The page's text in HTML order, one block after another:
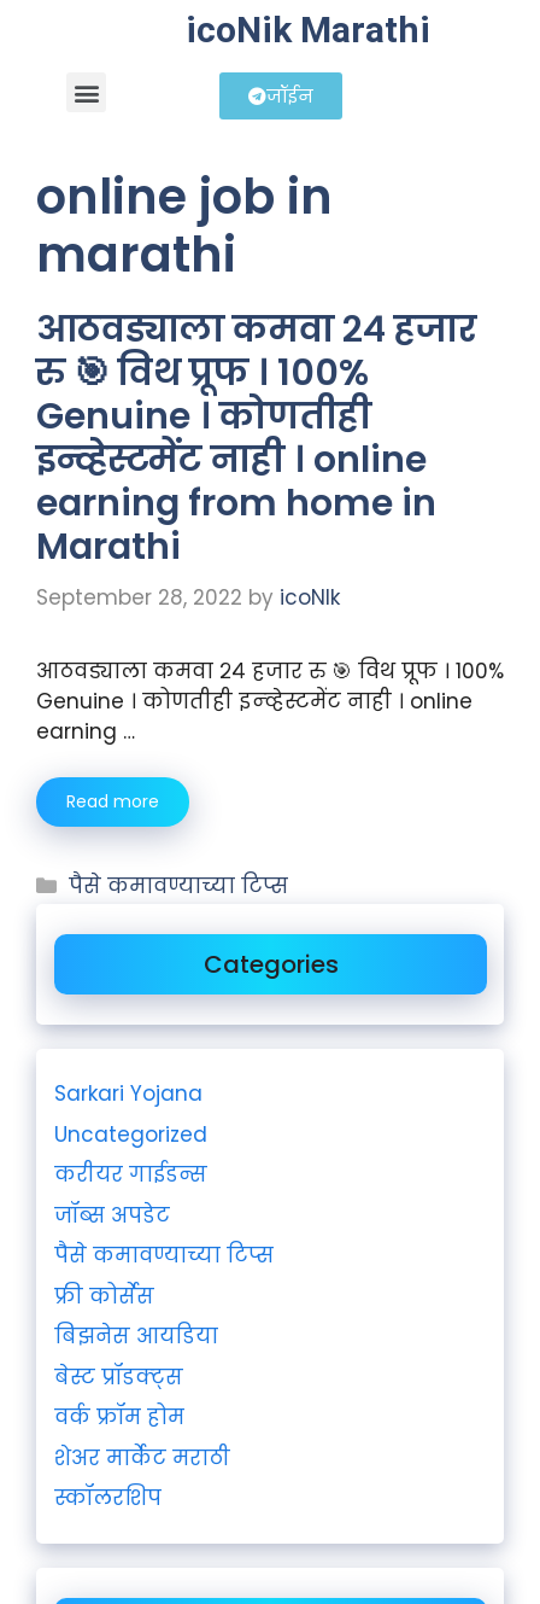
icoNik Marathi
जॉईन
online job in
marathi
आठवड्याला कमवा २४ हजार
रु 🎯 विथ प्रूफ । 100%
Genuine । कोणतीही
इन्व्हेस्टमेंट नाही । online
earning from home in
Marathi
September 28, 2022 by icoNIk
आठवड्याला कमवा २४ हजार रु 🎯 विथ प्रूफ । 100%
Genuine । कोणतीही इन्व्हेस्टमेंट नाही । online
earning …
Read more
पैसे कमावण्याच्या टिप्स
Categories
Sarkari Yojana
Uncategorized
करीयर गाईडन्स
जॉब्स अपडेट
पैसे कमावण्याच्या टिप्स
फ्री कोर्सेस
बिझनेस आयडिया
बेस्ट प्रॉडक्ट्स
वर्क फ्रॉम होम
शेअर मार्केट मराठी
स्कॉलरशिप